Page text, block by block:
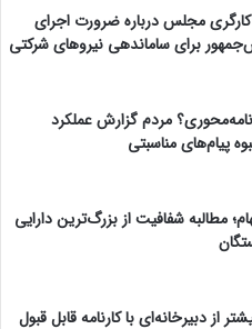
کارگری مجلس درباره ضرورت اجرای
برای ساماندهی نیروهای شرکتی
مردم گزارش عملکرد
پیام‌های مناسبتی
مطالبه شفافیت از بزرگ‌ترین دارایی
از دبیرخانه‌ای با کارنامه قابل قبول